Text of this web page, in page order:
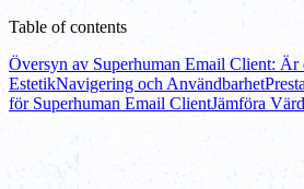
Table of contents
Översyn av Superhuman Email Client: Är
EstetikNavigering och Användbarhet
för Superhuman Email ClientJämföra